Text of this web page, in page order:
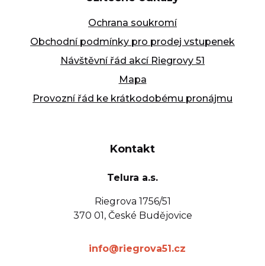
Ochrana soukromí
Obchodní podmínky pro prodej vstupenek
Návštěvní řád akcí Riegrovy 51
Mapa
Provozní řád ke krátkodobému pronájmu
Kontakt
Telura a.s.
Riegrova 1756/51
370 01, České Budějovice
info@riegrova51.cz